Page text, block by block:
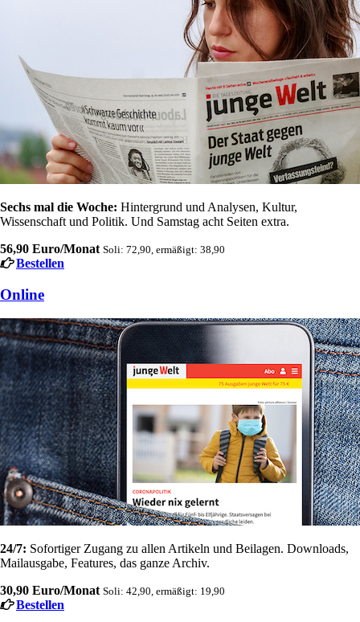
Sechs mal die Woche: Hintergrund und Analysen, Kultur,
Wissenschaft und Politik. Und Samstag acht Seiten extra.
56,90 Euro/Monat Soli: 72,90, ermäßigt: 38,90
Bestellen
Online
24/7: Sofortiger Zugang zu allen Artikeln und Beilagen. Downloads,
Mailausgabe, Features, das ganze Archiv.
30,90 Euro/Monat Soli: 42,90, ermäßigt: 19,90
Bestellen